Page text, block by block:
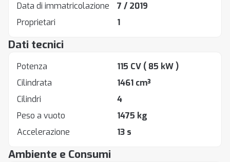
Data di immatricolazione
7 / 2019
Proprietari
1
Dati tecnici
Potenza 115 CV ( 85 kW )
Cilindrata
1461 cm³
Cilindri
4
Peso a vuoto
1475 kg
Accelerazione
13 s
Ambiente e Consumi